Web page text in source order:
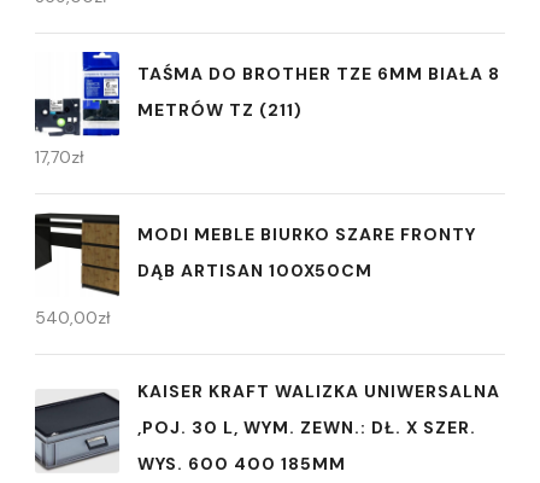
TAŚMA DO BROTHER TZE 6MM BIAŁA 8
METRÓW TZ (211)
17,70zł
MODI MEBLE BIURKO SZARE FRONTY
DĄB ARTISAN 100X50CM
540,00zł
KAISER KRAFT WALIZKA UNIWERSALNA
,POJ. 30 L, WYM. ZEWN.: DŁ. X SZER.
WYS. 600 400 185MM